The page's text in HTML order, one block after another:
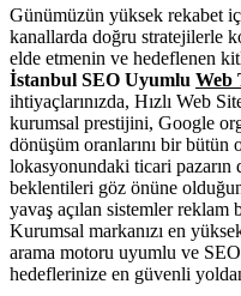
Günümüzün yüksek rekabet
kanallarda doğru stratejilerle
elde etmenin ve hedeflenen
İstanbul SEO Uyumlu Web
ihtiyaçlarınızda, Hızlı Web
kurumsal prestijini, Google
dönüşüm oranlarını bir
lokasyonundaki ticari
beklentileri göz önüne
yavaş açılan sistemler reklam
Kurumsal markanızı en
arama motoru uyumlu ve
hedeflerinize en güvenli